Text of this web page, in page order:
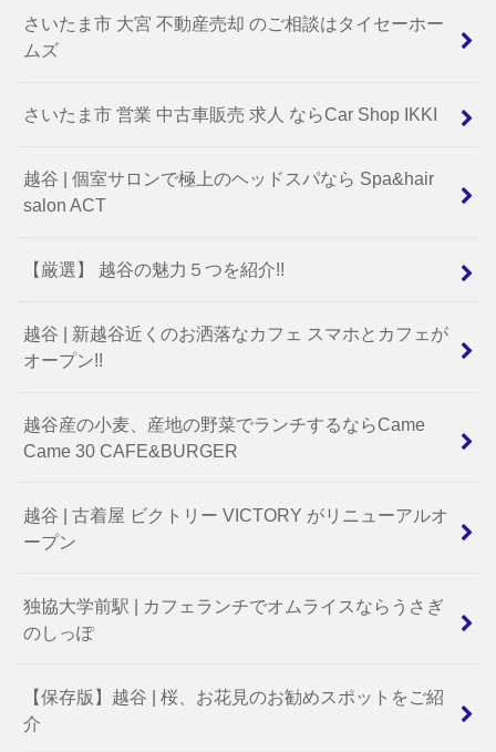
さいたま市 大宮 不動産売却 のご相談はタイセーホー
ムズ
さいたま市 営業 中古車販売 求人 ならCar Shop IKKI
越谷 | 個室サロンで極上のヘッドスパなら Spa&hair
salon ACT
【厳選】 越谷の魅力５つを紹介!!
越谷 | 新越谷近くのお洒落なカフェ スマホとカフェが
オープン!!
越谷産の小麦、産地の野菜でランチするならCame
Came 30 CAFE&BURGER
越谷 | 古着屋 ビクトリー VICTORY がリニューアルオ
ープン
独協大学前駅 | カフェランチでオムライスならうさぎ
のしっぽ
【保存版】越谷 | 桜、お花見のお勧めスポットをご紹
介